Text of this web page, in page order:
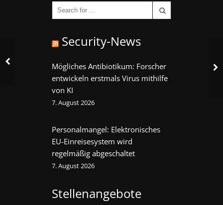
Security-News
Mögliches Antibiotikum: Forscher
entwickeln erstmals Virus mithilfe
von KI
7. August 2026
Personalmangel: Elektronisches
EU-Einreisesystem wird
regelmäßig abgeschaltet
7. August 2026
Stellenangebote